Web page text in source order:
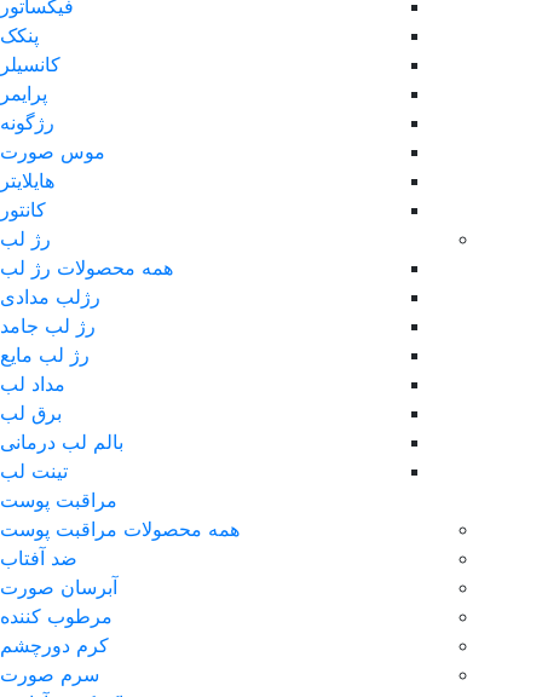
فیکساتور
پنکک
کانسیلر
پرایمر
رژگونه
موس صورت
هایلایتر
کانتور
رژ لب
همه محصولات رژ لب
رژلب مدادی
رژ لب جامد
رژ لب مایع
مداد لب
برق لب
بالم لب درمانی
تینت لب
مراقبت پوست
همه محصولات مراقبت پوست
ضد آفتاب
آبرسان صورت
مرطوب کننده
کرم دورچشم
سرم صورت